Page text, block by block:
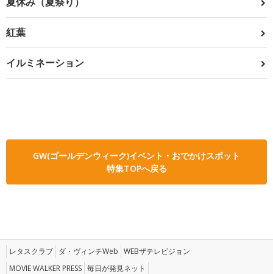
紅葉
イルミネーション
GW(ゴールデンウィーク)イベント・おでかけスポット
特集TOPへ戻る
レタスクラブ ダ・ヴィンチWeb WEBザテレビジョン
MOVIE WALKER PRESS 毎日が発見ネット